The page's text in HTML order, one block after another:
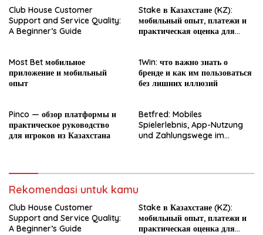
Club House Customer
Support and Service Quality:
A Beginner’s Guide
Stake в Казахстане (KZ):
мобильный опыт, платежи и
практическая оценка для
Most Bet мобильное
приложение и мобильный
опыт
1Win: что важно знать о
бренде и как им пользоваться
без лишних иллюзий
Pinco — обзор платформы и
практическое руководство
для игроков из Казахстана
Betfred: Mobiles
Spielerlebnis, App-Nutzung
und Zahlungswege im
Rekomendasi untuk kamu
Club House Customer
Support and Service Quality:
A Beginner’s Guide
Stake в Казахстане (KZ):
мобильный опыт, платежи и
практическая оценка для